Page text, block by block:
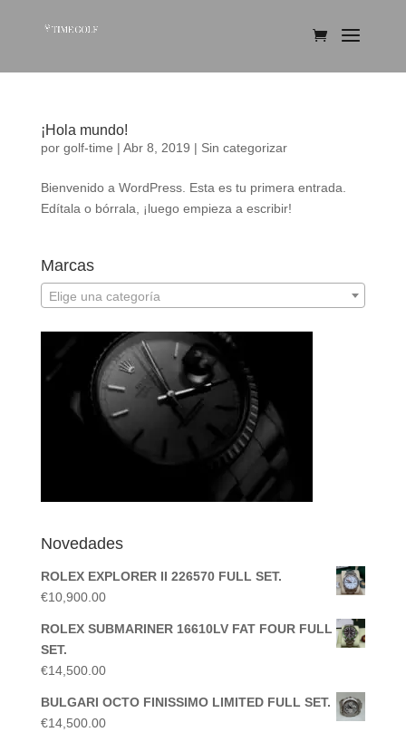
¡Hola mundo!
por golf-time | Abr 8, 2019 | Sin categorizar
Bienvenido a WordPress. Esta es tu primera entrada.
Edítala o bórrala, ¡luego empieza a escribir!
Marcas
Elige una categoría
Novedades
ROLEX EXPLORER II 226570 FULL SET.
€10,900.00
ROLEX SUBMARINER 16610LV FAT FOUR FULL
SET.
€14,500.00
BULGARI OCTO FINISSIMO LIMITED FULL SET.
€14,500.00